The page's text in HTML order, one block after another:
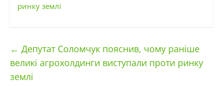
ринку землі
← Депутат Соломчук пояснив, чому раніше
великі агрохолдинги виступали проти ринку
землі